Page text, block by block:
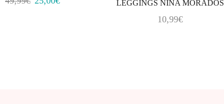
LEGGINGS NIÑA MORADOS
10,99€